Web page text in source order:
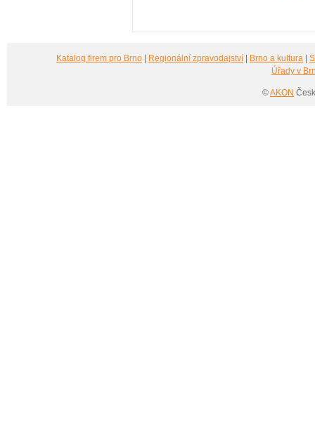
Katalog firem pro Brno Regionální zpravodajství Brno a kultura
Úřady v
©AKON